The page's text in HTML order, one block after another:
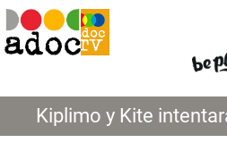
Kiplimo y Kite